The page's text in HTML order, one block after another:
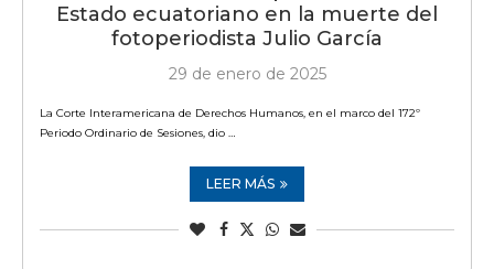
Estado ecuatoriano en la muerte del
fotoperiodista Julio García
29 de enero de 2025
La Corte Interamericana de Derechos Humanos, en el marco del 172º
Periodo Ordinario de Sesiones, dio …
LEER MÁS